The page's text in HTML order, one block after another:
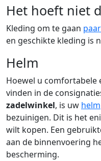
Het hoeft niet
Kleding om te gaan
en geschikte kleding is
Helm
Hoewel u comfortabele
vinden in de
zadelwinkel, is uw helm
bezuinigen. Dit is het
wilt kopen. Een
aan de binnenvoering
bescherming.